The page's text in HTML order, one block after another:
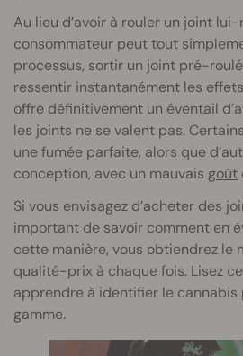
Au lieu d’avoir à rouler un joint
consommateur peut tout
processus, sortir un joint pré-
ressentir instantanément les
offre définitivement un éventail
les joints ne se valent pas.
une fumée parfaite, alors que
conception, avec un mauvais goût
Si vous envisagez d’acheter des
important de savoir comment en
cette manière, vous obtiendrez le
qualité-prix à chaque fois. Lisez
apprendre à identifier le
gamme.